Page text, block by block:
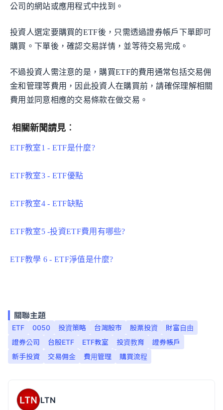
公司的網站或應用程式中找到。
投資人選定要購買的ETF後，只需透過證券帳戶下單即可
購買。下單後，確認交易詳情，並等待交易完成。
不過投資人需注意的是，購買ETF的費用通常包括交易佣
金和管理等費用，因此投資人在購買前，請確保理解相關
費用並同意相應的交易條款在做交易。
相關新聞請見︰
ETF教室1 - ETF是什麼?
ETF教室3 - ETF優點
ETF教室4 - ETF缺點
ETF教室5 -投資ETF費用有哪些?
ETF教學 6 - ETF淨值是什麼?
關聯主題
ETF 0050 投資策略 台灣股市 股票投資
財富自由
證券公司
台股ETF ETF教室 投資教育
證券帳戶
新手投資
交易佣金 費用管理 購買流程
LTN